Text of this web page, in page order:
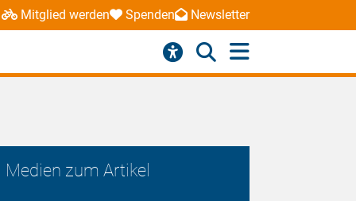
Mitglied werden Spenden Newsletter
Medien zum Artikel